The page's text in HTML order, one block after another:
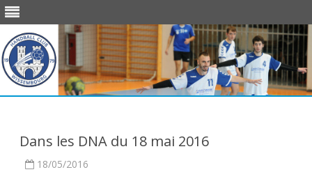
Dans les DNA du 18 mai 2016
18/05/2016